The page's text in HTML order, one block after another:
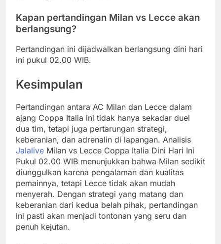
Kapan pertandingan Milan vs Lecce akan
berlangsung?
Pertandingan ini dijadwalkan berlangsung dini hari
ini pukul 02.00 WIB.
Kesimpulan
Pertandingan antara AC Milan dan Lecce dalam
ajang Coppa Italia ini tidak hanya sekadar duel
dua tim, tetapi juga pertarungan strategi,
keberanian, dan adrenalin di lapangan. Analisis
Jalalive Milan vs Lecce Coppa Italia Dini Hari Ini
Pukul 02.00 WIB menunjukkan bahwa Milan sedikit
diunggulkan karena pengalaman dan kualitas
pemainnya, tetapi Lecce tidak akan mudah
menyerah. Dengan strategi yang matang dan
keberanian dari kedua belah pihak, pertandingan
ini pasti akan menjadi tontonan yang seru dan
penuh kejutan.